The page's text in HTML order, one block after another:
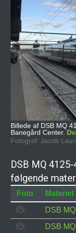
Billede af DSB MQ
Banegård Center.
Fotograf: Jacob
DSB MQ
følgende
Foto Materiel
DSB
DSB